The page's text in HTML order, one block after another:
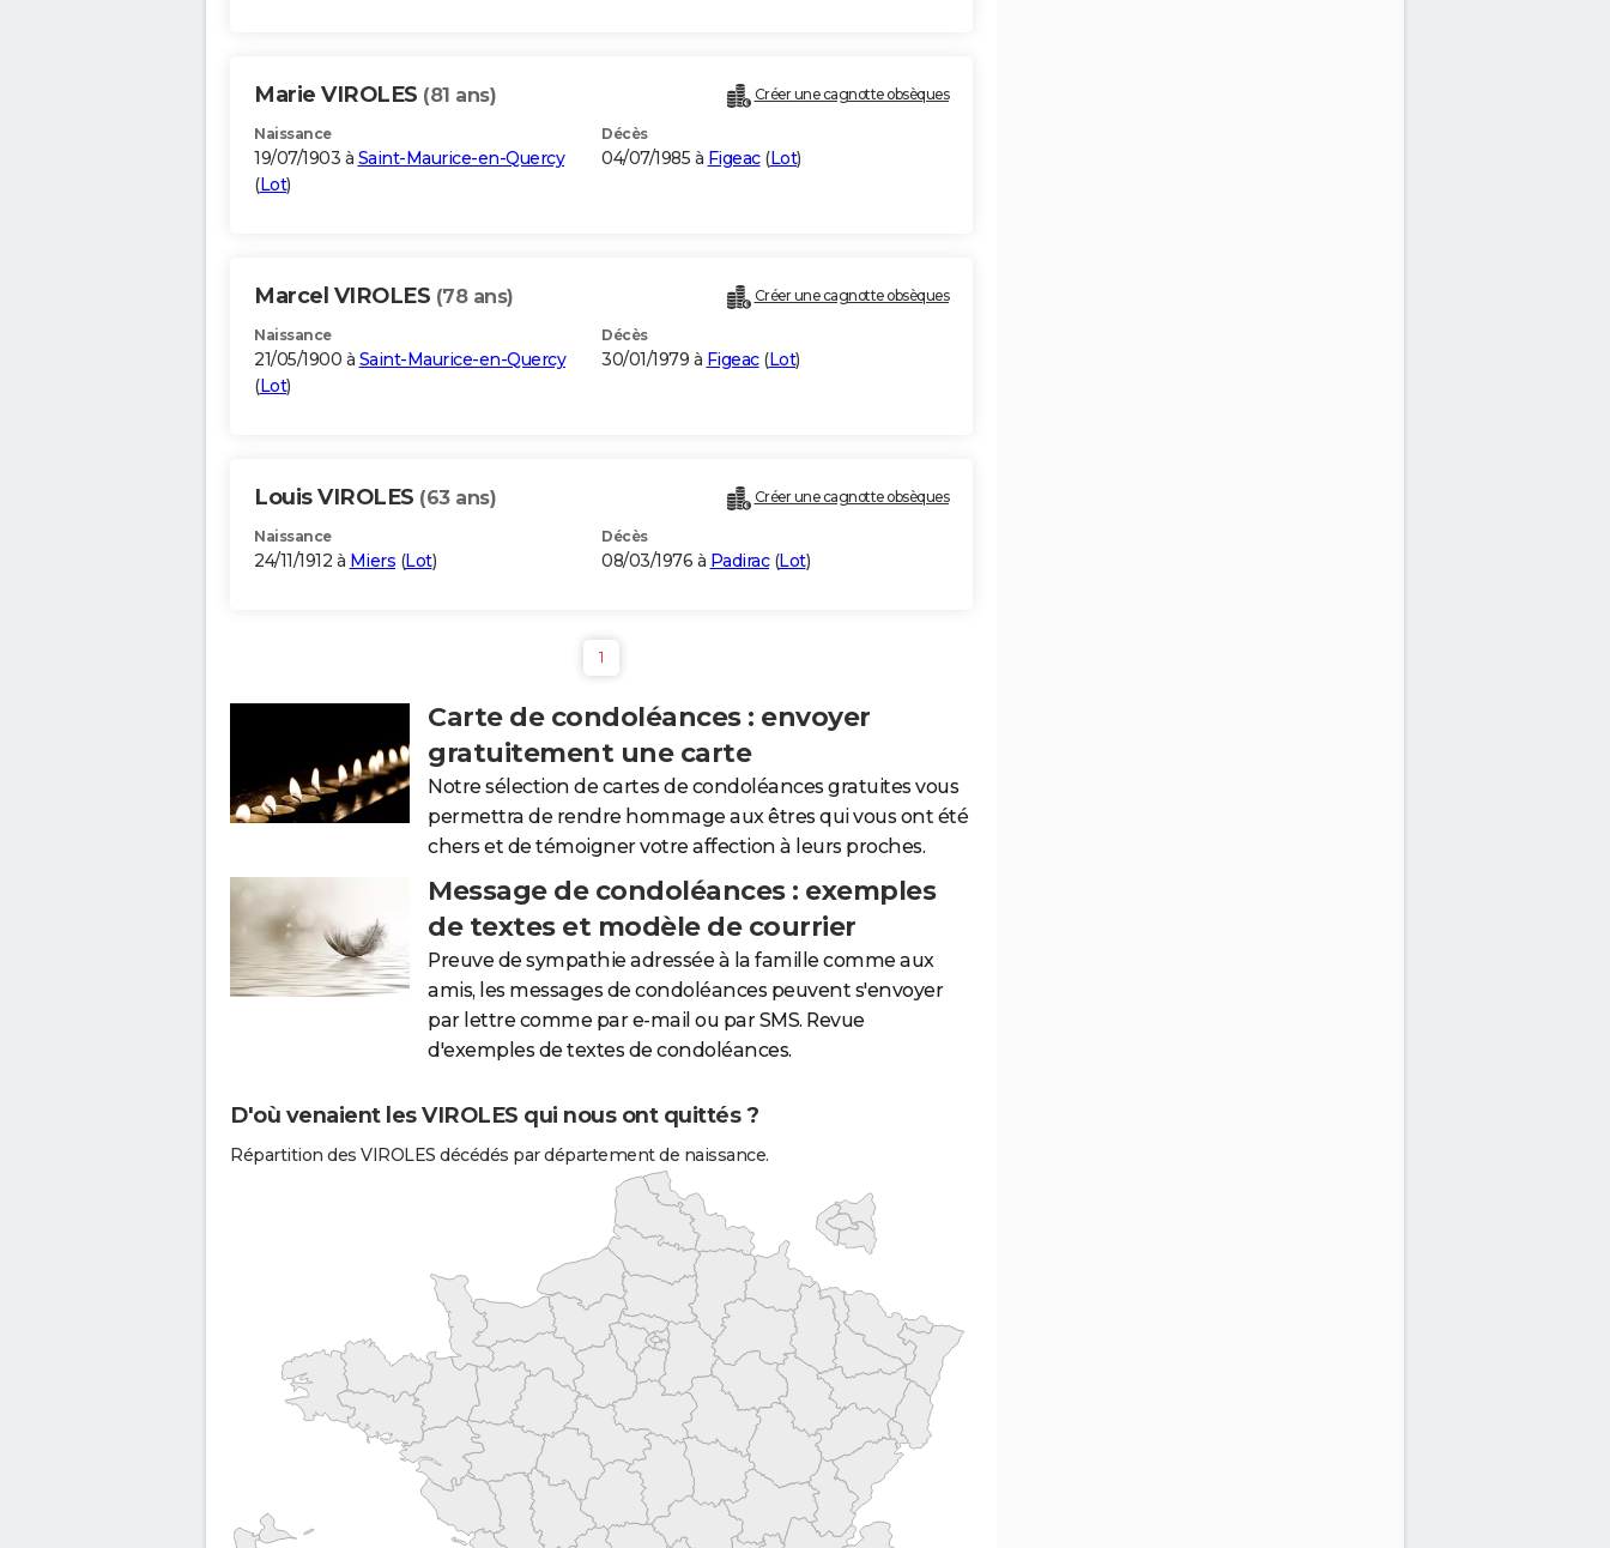
Marie VIROLES (81 ans) Créer une cagnotte obsèques
Naissance
19/07/1903 à Saint-Maurice-en-Quercy
(Lot)
Décès
04/07/1985 à Figeac(Lot)
Marcel VIROLES (78 ans) Créer une cagnotte obsèques
Naissance
21/05/1900 à Saint-Maurice-en-Quercy
(Lot)
Décès
30/01/1979 à Figeac(Lot)
Louis VIROLES (63 ans) Créer une cagnotte obsèques
Naissance
24/11/1912 à Miers (Lot)
Décès
08/03/1976 à Padirac(Lot)
1
Carte de condoléances : envoyer
gratuitement une carte
Notre sélection de cartes de condoléances gratuites vous
permettra de rendre hommage aux êtres qui vous ont été
chers et de témoigner votre affection à leurs proches.
Message de condoléances : exemples
de textes et modèle de courrier
Preuve de sympathie adressée à la famille comme aux
amis, les messages de condoléances peuvent s'envoyer
par lettre comme par e-mail ou par SMS. Revue
d'exemples de textes de condoléances.
D'où venaient les VIROLES qui nous ont quittés ?
Répartition des VIROLES décédés par département de naissance.